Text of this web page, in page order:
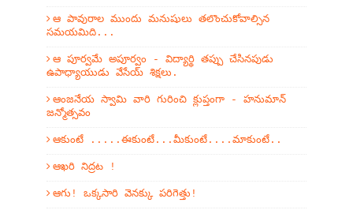
ఆ పావురాల ముందు మనుషులు తలొంచుకోవాల్సిన
సమయమిది...
ఆ పూర్వమే అపూర్వం - విద్యార్థి తప్పు చేసినపుడు
ఉపాధ్యాయుడు వేసేయ్ శిక్షలు.
ఆంజనేయ స్వామి వారి గురించి క్లుప్తంగా - హనుమాన్
జన్మోత్సవం
ఆకుంటే .....ఈకుంటే...మీకుంటే....మాకుంటే..
ఆఖరి నిద్రట !
ఆగు! ఒక్కసారి వెనక్కు పరిగెత్తు!